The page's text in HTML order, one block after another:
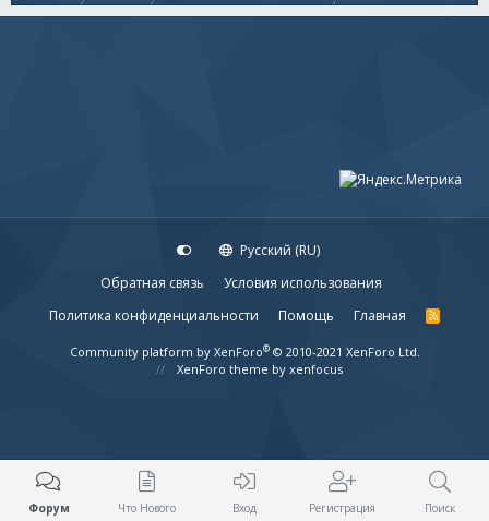
Русский (RU)
Обратная связь
Условия использования
Политика конфиденциальности
Помощь Главная
R
S
Community platform by XenForo® © 2010-2021 XenForo Ltd.
XenForo theme by xenfocus
Форум Что Нового Вход Регистрация Поиск